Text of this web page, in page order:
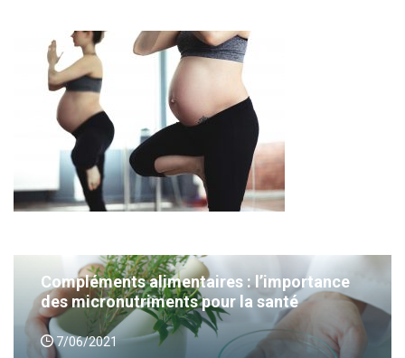
Compléments alimentaires : l’importance
des micronutriments pour la santé
7/06/2021